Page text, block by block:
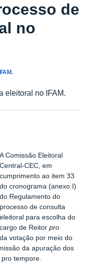
de
no
eleitoral no IFAM.
A Comissão Eleitoral
Central-CEC, em
cumprimento ao item 33
do cronograma (anexo I)
do Regulamento do
processo de consulta
eleitoral para escolha do
cargo de Reitorpro
votação por meio do
da apuração dos
tempore.